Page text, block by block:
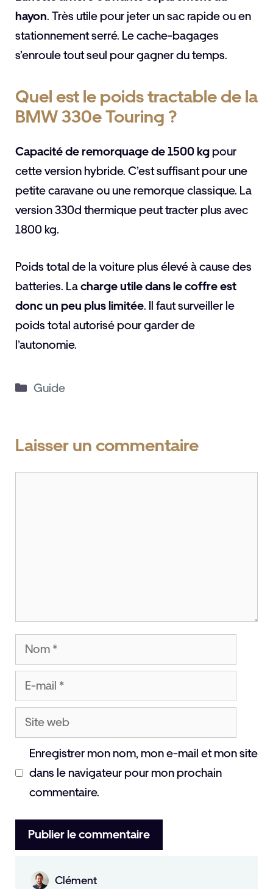
hayon. Très utile pour jeter un sac rapide ou en
stationnement serré. Le cache-bagages
s’enroule tout seul pour gagner du temps.
Quel est le poids tractable de la
BMW 330e Touring ?
Capacité de remorquage de 1500 kg pour
cette version hybride. C’est suffisant pour une
petite caravane ou une remorque classique. La
version 330d thermique peut tracter plus avec
1800 kg.
Poids total de la voiture plus élevé à cause des
batteries. Lacharge utile dans le coffre est
donc un peu plus limitée. Il faut surveiller le
poids total autorisé pour garder de
l’autonomie.
Catégories
Guide
Laisser un commentaire
Nom
mail
Site
web
Enregistrer mon nom, mon e-mail et mon site
dans le navigateur pour mon prochain
commentaire.
Clément